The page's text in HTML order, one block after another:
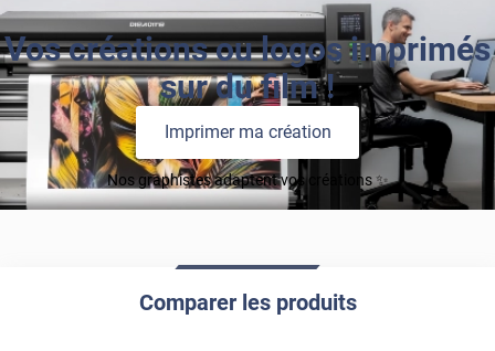
Vos créations ou logos imprimés
sur du film !
Imprimer ma création
Nos graphistes adaptent vos créations ✨
Comparer les produits